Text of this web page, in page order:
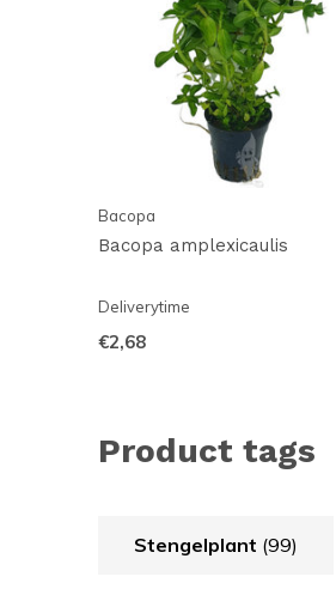
Bacopa
Bacopa amplexicaulis
Deliverytime
€2,68
Product tags
Stengelplant (99)